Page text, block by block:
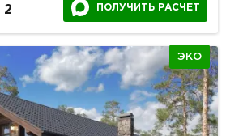
2 ПОЛУЧИТЬ РАСЧЕТ
ЭКО